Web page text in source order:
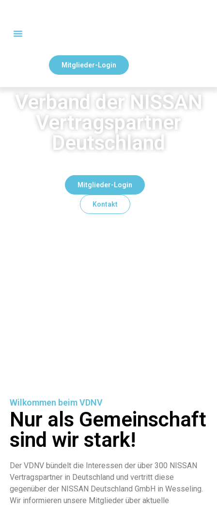
Mitglieder-Login
Verband der NISSAN
Vertragspartner
Deutschland
Mitglieder-Login
Kontakt
Wilkommen beim VDNV
Nur als Gemeinschaft
sind wir stark!
Der VDNV bündelt die Interessen der über 300 NISSAN
Vertragspartner in Deutschland und vertritt diese
gegenüber der NISSAN Deutschland GmbH in Wesseling.
Wir informieren unsere Mitglieder über aktuelle